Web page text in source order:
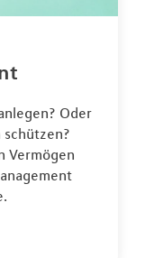
Oder
Vermögen